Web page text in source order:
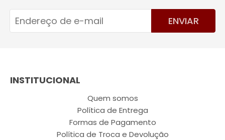
ENVIAR
INSTITUCIONAL
Quem somos
Política de Entrega
Formas de Pagamento
Política de Troca e Devolução